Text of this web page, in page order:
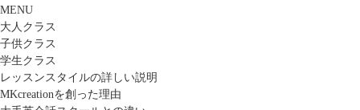
MENU
大人クラス
子供クラス
学生クラス
レッスンスタイルの詳しい説明
MKcreationを創った理由